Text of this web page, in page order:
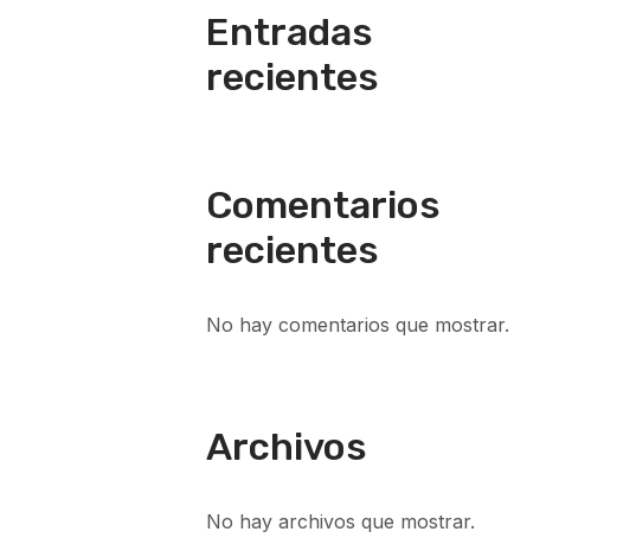
Entradas
recientes
Comentarios
recientes
No hay comentarios que mostrar.
Archivos
No hay archivos que mostrar.